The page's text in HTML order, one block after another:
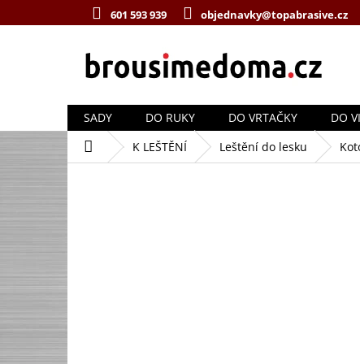
na
601 593 939 objednavky@topabrasive.cz
SADY DO RUKY DO VRTAČKY DO
Domů K LEŠTĚNÍ Leštění do lesku